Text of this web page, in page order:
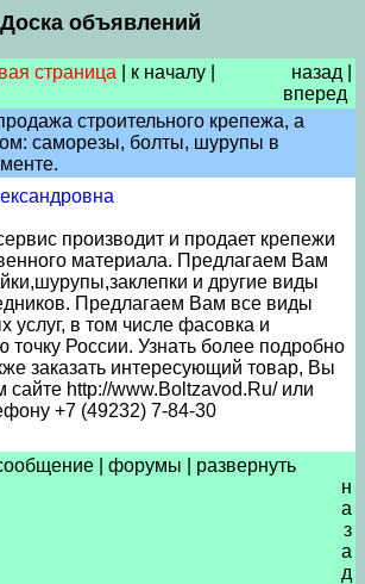
Доска объявлений
страница к началу назад
вперед
строительного крепежа, а
саморезы, болты, шурупы в
производит и продает крепежи
материала. Предлагаем Вам
и другие виды
Предлагаем Вам все виды
услуг, в том числе фасовка и
точку России. Узнать более подробно
заказать интересующий товар, Вы
http://www.Boltzavod.Ru/ или
+7 (49232) 7-84-30
форумы
развернуть
н
а
з
а
д